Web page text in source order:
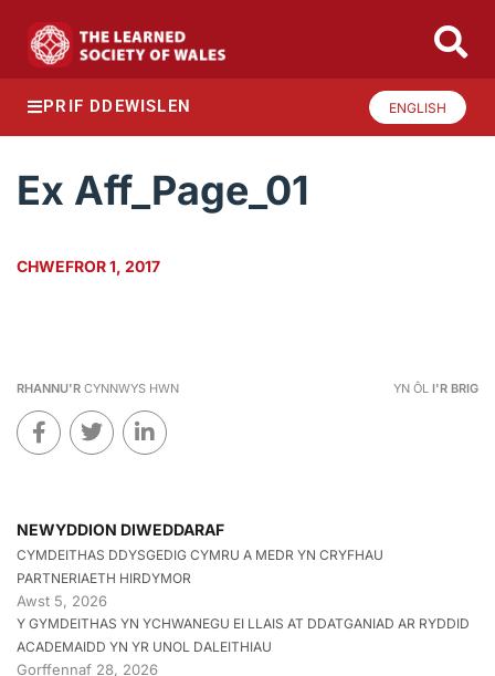
PRIF DDEWISLEN ENGLISH
Ex Aff_Page_01
CHWEFROR 1, 2017
RHANNU'R CYNNWYS HWN YN ÔL I'R BRIG
NEWYDDION DIWEDDARAF
CYMDEITHAS DDYSGEDIG CYMRU A MEDR YN CRYFHAU
PARTNERIAETH HIRDYMOR
Awst 5, 2026
Y GYMDEITHAS YN YCHWANEGU EI LLAIS AT DDATGANIAD AR RYDDID
ACADEMAIDD YN YR UNOL DALEITHIAU
Gorffennaf 28, 2026